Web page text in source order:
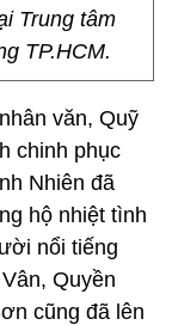
Trung tâm
TP.HCM.
văn, Quỹ
chinh phục
Nhiên đã
hộ nhiệt tình
nổi tiếng
Quyền
cũng đã lên